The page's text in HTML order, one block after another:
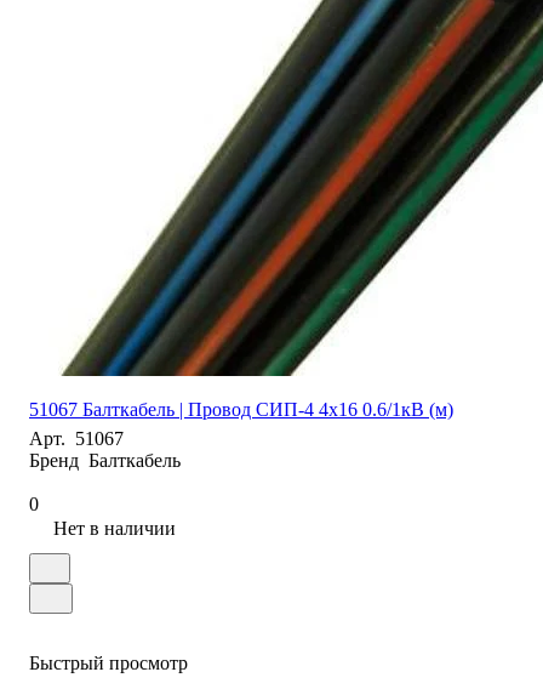
51067 Балткабель | Провод СИП-4 4х16 0.6/1кВ (м)
Арт. 51067
Бренд Балткабель
0
Нет в наличии
Быстрый просмотр